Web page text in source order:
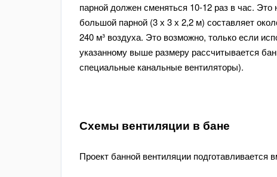
парной должен сменяться 10-12 раз в час.
большой парной (3 х 3 х 2,2 м) составляет
240 м³ воздуха. Это возможно, только если
указанному выше размеру рассчитывается
специальные канальные вентиляторы).
Схемы вентиляции в бане
Проект банной вентиляции подготавливается